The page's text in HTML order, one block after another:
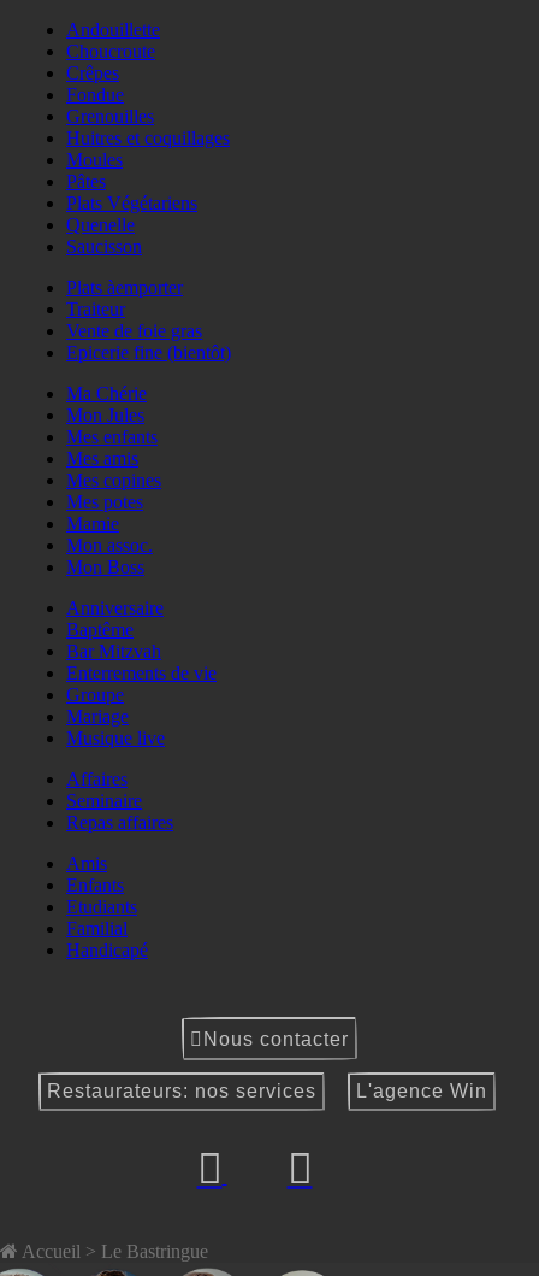
Andouillette
Choucroute
Crêpes
Fondue
Grenouilles
Huitres et coquillages
Moules
Pâtes
Plats Végétariens
Quenelle
Saucisson
Plats àemporter
Traiteur
Vente de foie gras
Epicerie fine (bientôt)
Ma Chérie
Mon Jules
Mes enfants
Mes amis
Mes copines
Mes potes
Mamie
Mon assoc.
Mon Boss
Anniversaire
Baptême
Bar Mitzvah
Enterrements de vie
Groupe
Mariage
Musique live
Affaires
Seminaire
Repas affaires
Amis
Enfants
Etudiants
Familial
Handicapé
Nous contacter
Restaurateurs: nos services L'agence Win
Accueil > Le Bastringue